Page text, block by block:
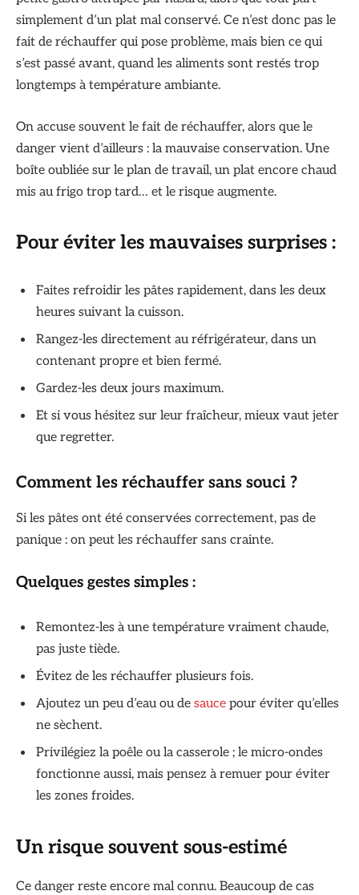
simplement d’un plat mal conservé. Ce n’est donc pas le
fait de réchauffer qui pose problème, mais bien ce qui
s’est passé avant, quand les aliments sont restés trop
longtemps à température ambiante.
On accuse souvent le fait de réchauffer, alors que le
danger vient d’ailleurs : la mauvaise conservation. Une
boîte oubliée sur le plan de travail, un plat encore chaud
mis au frigo trop tard… et le risque augmente.
Pour éviter les mauvaises surprises :
Faites refroidir les pâtes rapidement, dans les deux
heures suivant la cuisson.
Rangez-les directement au réfrigérateur, dans un
contenant propre et bien fermé.
Gardez-les deux jours maximum.
Et si vous hésitez sur leur fraîcheur, mieux vaut jeter
que regretter.
Comment les réchauffer sans souci ?
Si les pâtes ont été conservées correctement, pas de
panique : on peut les réchauffer sans crainte.
Quelques gestes simples :
Remontez-les à une température vraiment chaude,
pas juste tiède.
Évitez de les réchauffer plusieurs fois.
Ajoutez un peu d’eau ou de sauce pour éviter qu’elles
ne sèchent.
Privilégiez la poêle ou la casserole ; le micro-ondes
fonctionne aussi, mais pensez à remuer pour éviter
les zones froides.
Un risque souvent sous-estimé
Ce danger reste encore mal connu. Beaucoup de cas